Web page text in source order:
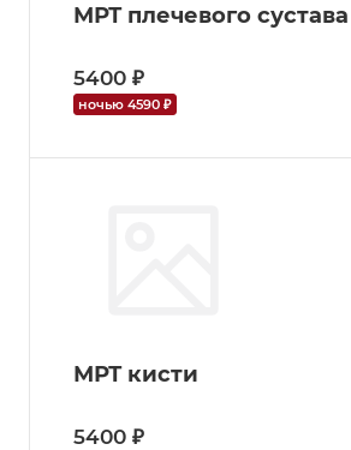
МРТ плечевого сустава
5400 ₽
ночью 4590 ₽
МРТ кисти
5400 ₽